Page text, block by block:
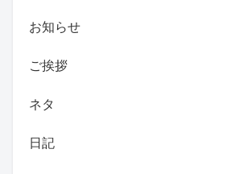
お知らせ
ご挨拶
ネタ
日記